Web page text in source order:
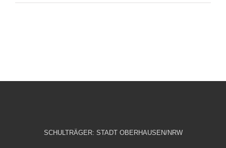
SCHULTRÄGER: STADT OBERHAUSEN/NRW